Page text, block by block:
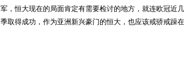
军，恒大现在的局面肯定有需要检讨的地方，就连欧冠近
季取得成功，作为亚洲新兴豪门的恒大，也应该戒骄戒躁